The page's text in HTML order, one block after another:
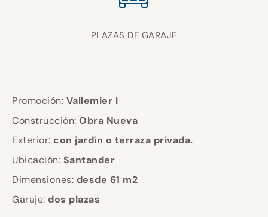
PLAZAS DE GARAJE
Promoción: Vallemier I
Construcción: Obra Nueva
Exterior: con jardín o terraza privada.
Ubicación: Santander
Dimensiones: desde 61 m2
Garaje: dos plazas